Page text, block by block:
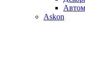
Askon